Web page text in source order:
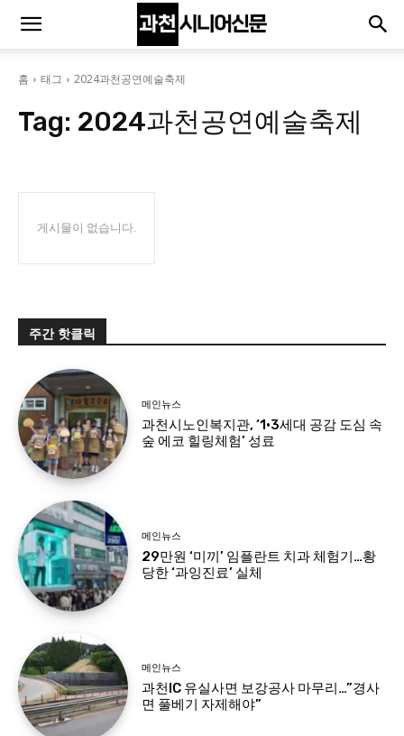
홈 태그 2024과천공연예술축제
Tag: 2024과천공연예술축제
게시물이 없습니다.
주간 핫클릭
메인뉴스
과천시노인복지관, ‘1·3세대 공감 도심 속
숲 에코 힐링체험’ 성료
메인뉴스
29만원 ‘미끼’ 임플란트 치과 체험기…황
당한 ‘과잉진료’ 실체
메인뉴스
과천IC 유실사면 보강공사 마무리…”경사
면 풀베기 자제해야”